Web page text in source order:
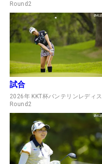
Round2
試合
2026年 KKT杯バンテリンレディス
Round2